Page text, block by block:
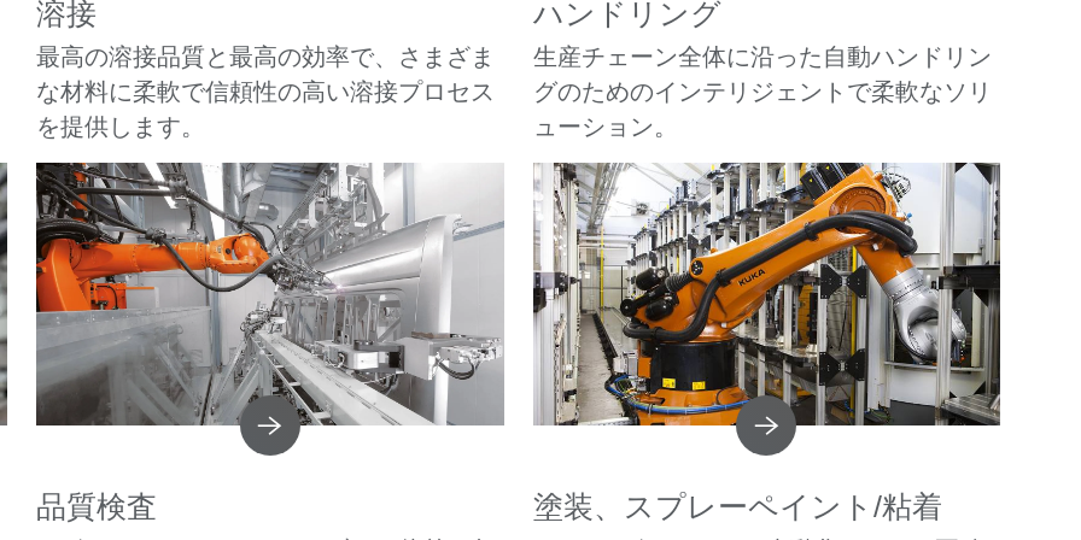
溶接
最高の溶接品質と最高の効率で、さまざま
な材料に柔軟で信頼性の高い溶接プロセス
を提供します。
ハンドリング
生産チェーン全体に沿った自動ハンドリン
グのためのインテリジェントで柔軟なソリ
ューション。
品質検査 塗装、スプレーペイント/粘着